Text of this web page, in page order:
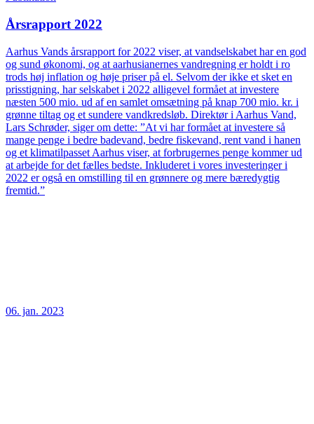
Årsrapport 2022
Aarhus Vands årsrapport for 2022 viser, at vandselskabet har en god
og sund økonomi, og at aarhusianernes vandregning er holdt i ro
trods høj inflation og høje priser på el. Selvom der ikke et sket en
prisstigning, har selskabet i 2022 alligevel formået at investere
næsten 500 mio. ud af en samlet omsætning på knap 700 mio. kr. i
grønne tiltag og et sundere vandkredsløb. Direktør i Aarhus Vand,
Lars Schrøder, siger om dette: ”At vi har formået at investere så
mange penge i bedre badevand, bedre fiskevand, rent vand i hanen
og et klimatilpasset Aarhus viser, at forbrugernes penge kommer ud
at arbejde for det fælles bedste. Inkluderet i vores investeringer i
2022 er også en omstilling til en grønnere og mere bæredygtig
fremtid.”
06. jan. 2023